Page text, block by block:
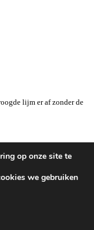
lijm er af zonder de
een keertje ga proberen,
op onze site te
we gebruiken